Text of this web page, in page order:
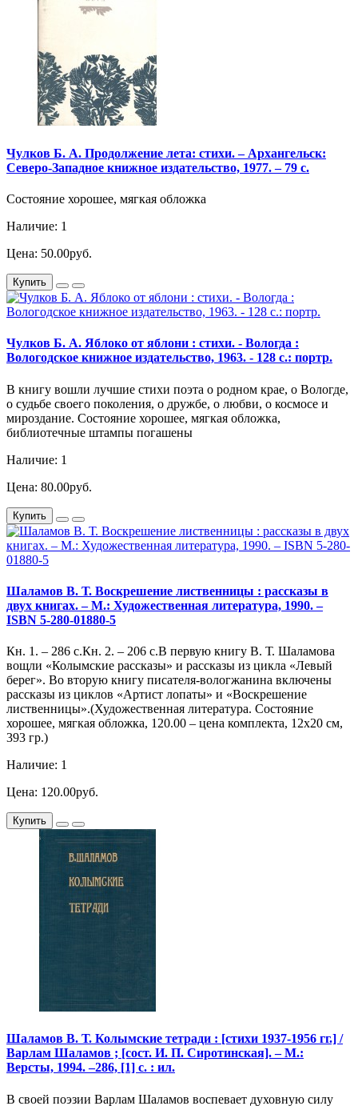
Чулков Б. А. Продолжение лета: стихи. – Архангельск:
Северо-Западное книжное издательство, 1977. – 79 с.
Состояние хорошее, мягкая обложка
Наличие: 1
Цена: 50.00руб.
Купить
Чулков Б. А. Яблоко от яблони : стихи. - Вологда :
Вологодское книжное издательство, 1963. - 128 с.: портр.
В книгу вошли лучшие стихи поэта о родном крае, о Вологде,
о судьбе своего поколения, о дружбе, о любви, о космосе и
мироздание. Состояние хорошее, мягкая обложка,
библиотечные штампы погашены
Наличие: 1
Цена: 80.00руб.
Купить
Шаламов В. Т. Воскрешение лиственницы : рассказы в
двух книгах. – М.: Художественная литература, 1990. –
ISBN 5-280-01880-5
Кн. 1. – 286 с.Кн. 2. – 206 с.В первую книгу В. Т. Шаламова
вощли «Колымские рассказы» и рассказы из цикла «Левый
берег». Во вторую книгу писателя-вологжанина включены
рассказы из циклов «Артист лопаты» и «Воскрешение
лиственницы».(Художественная литература. Состояние
хорошее, мягкая обложка, 120.00 – цена комплекта, 12х20 см,
393 гр.)
Наличие: 1
Цена: 120.00руб.
Купить
Шаламов В. Т. Колымские тетради : [стихи 1937-1956 гг.] /
Варлам Шаламов ; [сост. И. П. Сиротинская]. – М.:
Версты, 1994. –286, [1] с. : ил.
В своей поэзии Варлам Шаламов воспевает духовную силу